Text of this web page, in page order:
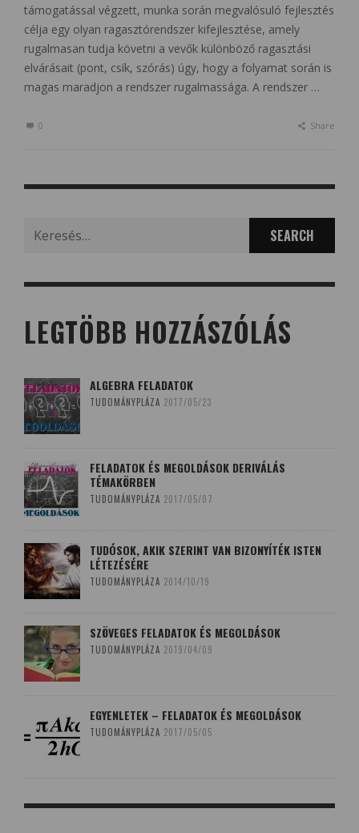
támogatással végzett, munka során megvalósuló fejlesztés
célja egy olyan ragasztórendszer kifejlesztése, amely
rugalmasan tudja követni a vevők különböző ragasztási
elvárásait (pont, csík, szórás) úgy, hogy a folyamat során is
magas maradjon a rendszer rugalmassága. A rendszer …
0 Share
LEGTÖBB HOZZÁSZÓLÁS
ALGEBRA FELADATOK
TUDOMÁNYPLÁZA 2017/05/23
FELADATOK ÉS MEGOLDÁSOK DERIVÁLÁS
TÉMAKÖRBEN
TUDOMÁNYPLÁZA 2017/05/07
TUDÓSOK, AKIK SZERINT VAN BIZONYÍTÉK ISTEN
LÉTEZÉSÉRE
TUDOMÁNYPLÁZA 2014/10/19
SZÖVEGES FELADATOK ÉS MEGOLDÁSOK
TUDOMÁNYPLÁZA 2019/04/09
EGYENLETEK – FELADATOK ÉS MEGOLDÁSOK
TUDOMÁNYPLÁZA 2017/05/05